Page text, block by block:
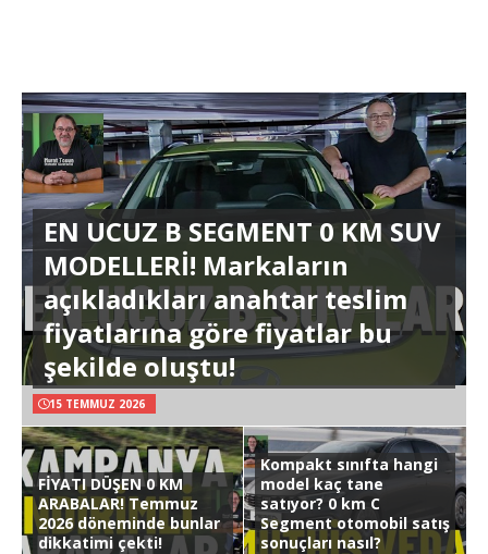
EN UCUZ B SEGMENT 0 KM SUV
MODELLERİ! Markaların
açıkladıkları anahtar teslim
fiyatlarına göre fiyatlar bu
şekilde oluştu!
15 TEMMUZ 2026
FİYATI DÜŞEN 0 KM
ARABALAR! Temmuz
2026 döneminde bunlar
dikkatimi çekti!
Kompakt sınıfta hangi
model kaç tane
satıyor? 0 km C
Segment otomobil satış
sonuçları nasıl?